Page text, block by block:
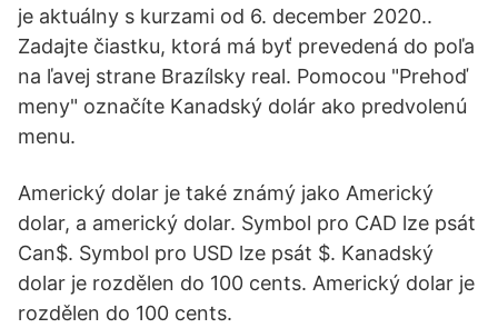
je aktuálny s kurzami od 6. december 2020..
Zadajte čiastku, ktorá má byť prevedená do poľa
na ľavej strane Brazílsky real. Pomocou "Prehoď
meny" označíte Kanadský dolár ako predvolenú
menu.
Americký dolar je také známý jako Americký
dolar, a americký dolar. Symbol pro CAD lze psát
Can$. Symbol pro USD lze psát $. Kanadský
dolar je rozdělen do 100 cents. Americký dolar je
rozdělen do 100 cents.